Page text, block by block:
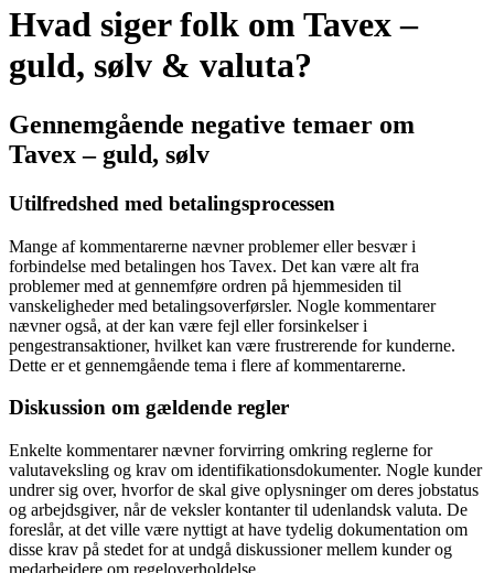
Hvad siger folk om Tavex –
guld, sølv & valuta?
Gennemgående negative temaer om
Tavex – guld, sølv
Utilfredshed med betalingsprocessen
Mange af kommentarerne nævner problemer eller besvær i
forbindelse med betalingen hos Tavex. Det kan være alt fra
problemer med at gennemføre ordren på hjemmesiden til
vanskeligheder med betalingsoverførsler. Nogle kommentarer
nævner også, at der kan være fejl eller forsinkelser i
pengestransaktioner, hvilket kan være frustrerende for kunderne.
Dette er et gennemgående tema i flere af kommentarerne.
Diskussion om gældende regler
Enkelte kommentarer nævner forvirring omkring reglerne for
valutaveksling og krav om identifikationsdokumenter. Nogle kunder
undrer sig over, hvorfor de skal give oplysninger om deres jobstatus
og arbejdsgiver, når de veksler kontanter til udenlandsk valuta. De
foreslår, at det ville være nyttigt at have tydelig dokumentation om
disse krav på stedet for at undgå diskussioner mellem kunder og
medarbejdere om regeloverholdelse.